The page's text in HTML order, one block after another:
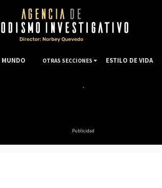
Publicidad
MUNDO OTRAS SECCIONES ESTILO DE VIDA